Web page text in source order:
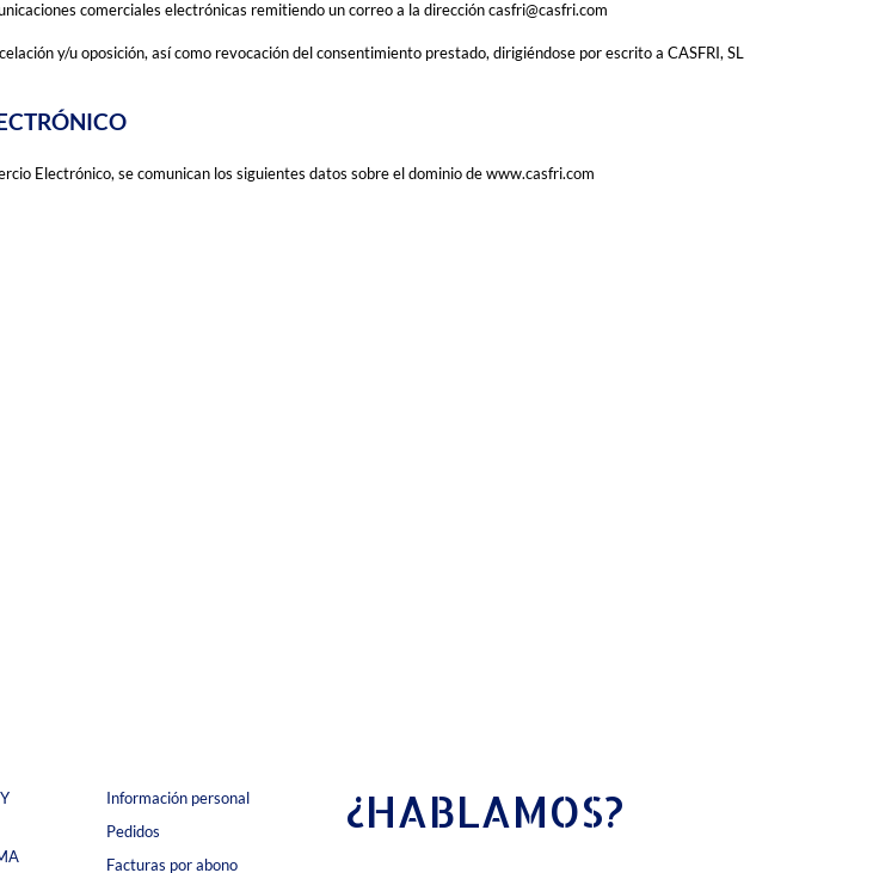
comerciales electrónicas remitiendo un correo a la dirección casfri@casfri.com
y/u oposición, así como revocación del consentimiento prestado, dirigiéndose por escrito a CASFRI, SL
Electrónico, se comunican los siguientes datos sobre el dominio de www.casfri.com
Información personal
Pedidos
Facturas por abono
¿HABLAMOS?